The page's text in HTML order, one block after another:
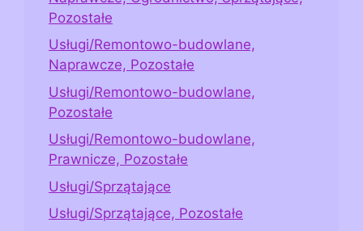
Pozostałe
Usługi/Remontowo-budowlane,
Naprawcze, Pozostałe
Usługi/Remontowo-budowlane,
Pozostałe
Usługi/Remontowo-budowlane,
Prawnicze, Pozostałe
Usługi/Sprzątające
Usługi/Sprzątające, Pozostałe